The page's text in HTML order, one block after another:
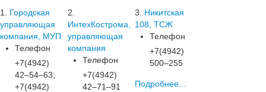
1.
Городская
управляющая
компания, МУП
Телефон
+7(4942)
42‒54‒63;
+7(4942)
2.
ИнтехКострома,
управляющая
компания
Телефон
+7(4942)
42‒71‒91
3.
Никитская
108, ТСЖ
Телефон
+7(4942)
500‒255
Подробнее...